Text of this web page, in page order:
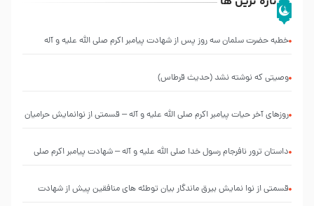
خطبه حضرت سلمان سه روز پس از شهادت پیامبر اکرم صلی الله علیه و آله
وصیتی که نوشته نشد (حدیث قرطاس)
روزهای آخر حیات پیامبر اکرم صلی الله علیه و آله – قسمتی از نوانمایش حرامیان
‌‌‌‌‌‌‌داستان ترور نافرجام رسول خدا صلی الله علیه و آله – شهادت پیامبر اکرم صلی
قسمتی از نوا نمایش بیرق ماندگار بیان توطئه های منافقین پیش از شهادت